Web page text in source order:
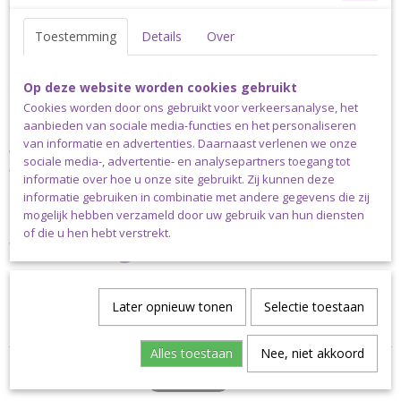
2.50-3.50mm. Een bol Scheepjes Catona weegt 50 gram en heeft
een looplengte van 125 meter.
enkele basiskleuren zijn bovendien verkrijgbaar in bollen van 100
gram. Scheepjes Catona is ook verkrijgbaar als colour pack met
daarin cutie pie minibolletjes van 10 gram in alle 109 kleuren.
Wij hebben nog niet alle kleuren Scheepjes Catona op
voorraad, maar onze voorraad groeit met de dag, dus
staat jouw favoriete kleur er niet tussen, vraag het ons
gerust. Stuur een e-mail naar
info@madebysiem.nl
Verzending
Klanten niet woonachtig in Nederland dienen altijd te kiezen voor
de pakketkosten die horen bij het land waarin ze wonen.
Toestemming Details Over
Op deze website worden cookies gebruikt
Cookies worden door ons gebruikt voor verkeersanalyse, het
aanbieden van sociale media-functies en het personaliseren
van informatie en advertenties. Daarnaast verlenen we onze
sociale media-, advertentie- en analysepartners toegang tot
informatie over hoe u onze site gebruikt. Zij kunnen deze
informatie gebruiken in combinatie met andere gegevens die zij
mogelijk hebben verzameld door uw gebruik van hun diensten
of die u hen hebt verstrekt.
Later opnieuw tonen Selectie toestaan
Alles toestaan Nee, niet akkoord